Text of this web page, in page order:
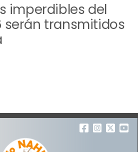
imperdibles del
serán transmitidos